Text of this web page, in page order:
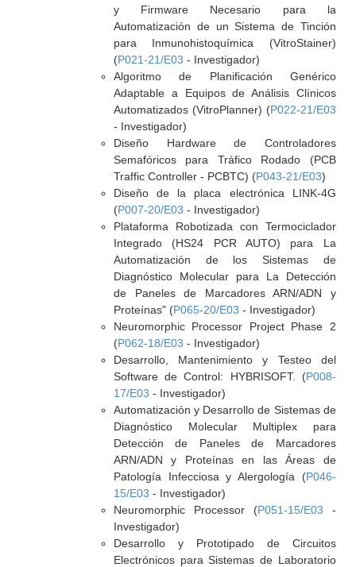
y Firmware Necesario para la
Automatización de un Sistema de Tinción
para Inmunohistoquímica (VitroStainer)
(P021-21/E03 - Investigador)
Algoritmo de Planificación Genérico
Adaptable a Equipos de Análisis Clínicos
Automatizados (VitroPlanner) (P022-21/E03
- Investigador)
Diseño Hardware de Controladores
Semafóricos para Tráfico Rodado (PCB
Traffic Controller - PCBTC) (P043-21/E03)
Diseño de la placa electrónica LINK-4G
(P007-20/E03 - Investigador)
Plataforma Robotizada con Termociclador
Integrado (HS24 PCR AUTO) para La
Automatización de los Sistemas de
Diagnóstico Molecular para La Detección
de Paneles de Marcadores ARN/ADN y
Proteínas" (P065-20/E03 - Investigador)
Neuromorphic Processor Project Phase 2
(P062-18/E03 - Investigador)
Desarrollo, Mantenimiento y Testeo del
Software de Control: HYBRISOFT. (P008-
17/E03 - Investigador)
Automatización y Desarrollo de Sistemas de
Diagnóstico Molecular Multiplex para
Detección de Paneles de Marcadores
ARN/ADN y Proteínas en las Áreas de
Patología Infecciosa y Alergología (P046-
15/E03 - Investigador)
Neuromorphic Processor (P051-15/E03 -
Investigador)
Desarrollo y Prototipado de Circuitos
Electrónicos para Sistemas de Laboratorio